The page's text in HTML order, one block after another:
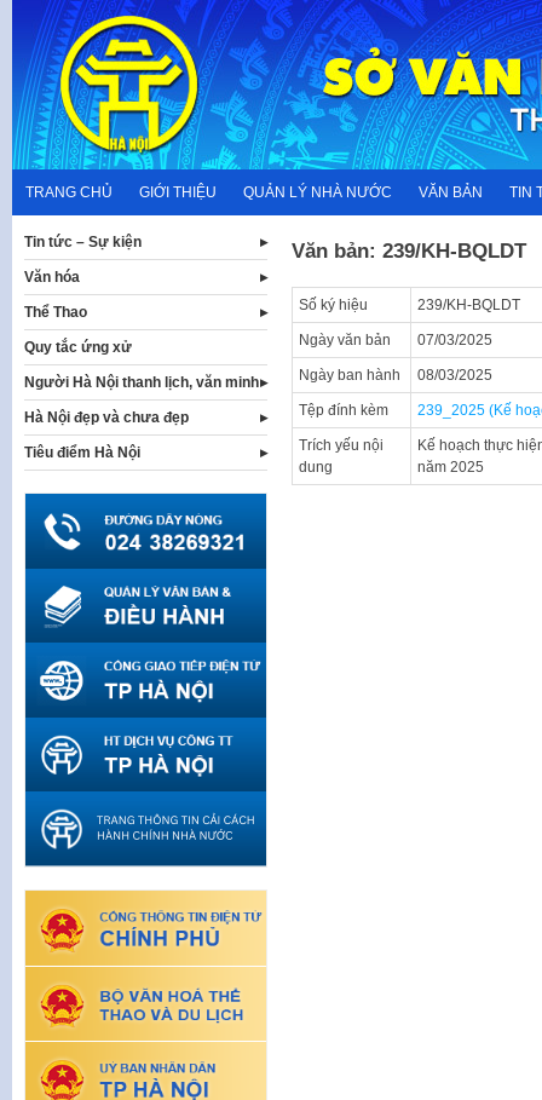
content
TRANG CHỦ GIỚI THIỆU QUẢN LÝ NHÀ NƯỚC VĂN BẢN TIN
Văn bản: 239/KH-BQLDT
Số ký hiệu 239/KH-BQLDT
Ngày văn bản 07/03/2025
Ngày ban hành 08/03/2025
Tệp đính kèm 239_2025 (Kế
Trích yếu nội
dung
Kế hoạch thực
năm 2025
Tin tức – Sự kiện
Văn hóa
Thể Thao
Quy tắc ứng xử
Người Hà Nội thanh lịch, văn minh
Hà Nội đẹp và chưa đẹp
Tiêu điểm Hà Nội